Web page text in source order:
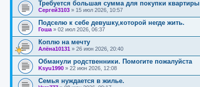
Требуется большая сумма для покупки квартиры
Сергей3103 » 15 июл 2026, 10:57
Подселю к себе девушку,которой негде жить.
Гоша » 02 июл 2026, 06:37
Коплю на мечту
Алёна10131 » 26 июн 2026, 20:40
Обманули родственники. Помогите пожалуйста
Ksyu1990 » 22 июн 2026, 12:08
Семья нуждается в жилье.